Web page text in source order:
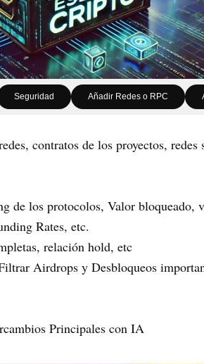
Seguridad Añadir Redes o RPC
contratos de los proyectos,
los protocolos, Valor bloqueado,
Rates, etc.
relación hold, etc
Airdrops y Desbloqueos
Principales con IA